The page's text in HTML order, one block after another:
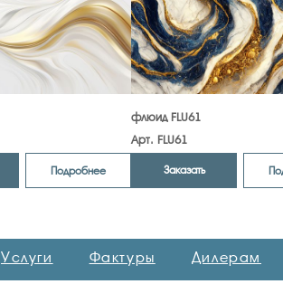
Подробнее
флюид FLU61
Арт. FLU61
Заказать
Услуги Фактуры Дилерам